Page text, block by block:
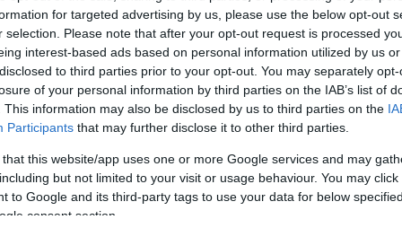
for targeted advertising by us, please use the below opt-out
selection. Please note that after your opt-out request is processed
interest-based ads based on personal information utilized by us
to third parties prior to your opt-out. You may separately
of your personal information by third parties on the IAB’s list of
This information may also be disclosed by us to third parties on the
Participants that may further disclose it to other third parties.
that this website/app uses one or more Google services and may
but not limited to your visit or usage behaviour. You may
to Google and its third-party tags to use your data for below
consent section.
πηγές, η Αθήνα, σε πρώτη φάση,
με παρουσία του Πολεμικού Ναυτικού στην
διπλωματικές ενέργειες χωρίς να
που προκαλούν οι μονομερείς ενέργειες της
αναφέρουν οι πληροφορίες του onalert.gr,
συνεχίσει τη δραστηριότητα του στην περιοχή θα
δέσμη μέτρων”. Σημειώνεται επίσης ότι ηΤουρκία,